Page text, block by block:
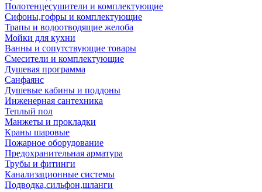
Полотенцесушители и комплектующие
Сифоны,гофры и комплектующие
Трапы и водоотводящие желоба
Мойки для кухни
Ванны и сопутствующие товары
Смесители и комплектующие
Душевая программа
Санфаянс
Душевые кабины и поддоны
Инженерная сантехника
Теплый пол
Манжеты и прокладки
Краны шаровые
Пожарное оборудование
Предохранительная арматура
Трубы и фитинги
Канализационные системы
Подводка,сильфон,шланги